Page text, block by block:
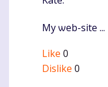
My ѡeb-site ...
Like 0
Dislike 0